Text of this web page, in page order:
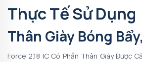
Thực Tế Sử Dụng
Thân Giày Bóng
Force 2.18 ICCó Phần Thân Giày Được